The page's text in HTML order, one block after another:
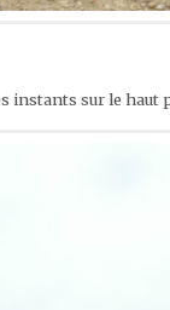
instants sur le haut